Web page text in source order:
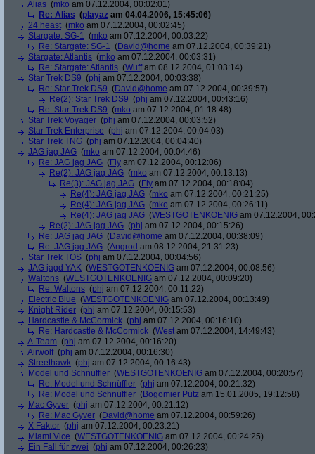
Alias (mko am 07.12.2004, 00:02:01)
Re: Alias (playaz am 04.04.2006, 15:45:06)
24 heast (mko am 07.12.2004, 00:02:45)
Stargate: SG-1 (mko am 07.12.2004, 00:03:22)
Re: Stargate: SG-1 (David@home am 07.12.2004, 00:39:21)
Stargate: Atlantis (mko am 07.12.2004, 00:03:31)
Re: Stargate: Atlantis (Wuffam 08.12.2004, 01:03:14)
Star Trek DS9 (phj am 07.12.2004, 00:03:38)
Re: Star Trek DS9 (David@home am 07.12.2004, 00:39:57)
Re(2): Star Trek DS9 (phj am 07.12.2004, 00:43:16)
Re: Star Trek DS9 (mko am 07.12.2004, 01:18:48)
Star Trek Voyager (phj am 07.12.2004, 00:03:52)
Star Trek Enterprise (phj am 07.12.2004, 00:04:03)
Star Trek TNG (phj am 07.12.2004, 00:04:40)
JAG jag JAG (mko am 07.12.2004, 00:04:46)
Re: JAG jag JAG (Fly am 07.12.2004, 00:12:06)
Re(2): JAG jag JAG (mko am 07.12.2004, 00:13:13)
Re(3): JAG jag JAG (Fly am 07.12.2004, 00:18:04)
Re(4): JAG jag JAG (mko am 07.12.2004, 00:21:25)
Re(4): JAG jag JAG (mko am 07.12.2004, 00:26:11)
Re(4): JAG jag JAG (WESTGOTENKOENIG am 07.12.2004,
Re(2): JAG jag JAG (phj am 07.12.2004, 00:15:26)
Re: JAG jag JAG (David@home am 07.12.2004, 00:38:09)
Re: JAG jag JAG (Angrod am 08.12.2004, 21:31:23)
Star Trek TOS (phj am 07.12.2004, 00:04:56)
JAG jagd YAK (WESTGOTENKOENIG am 07.12.2004, 00:08:56)
Waltons (WESTGOTENKOENIG am 07.12.2004, 00:09:20)
Re: Waltons (phj am 07.12.2004, 00:11:22)
Electric Blue (WESTGOTENKOENIG am 07.12.2004, 00:13:49)
Knight Rider (phj am 07.12.2004, 00:15:53)
Hardcastle & McCormick (phj am 07.12.2004, 00:16:10)
Re: Hardcastle & McCormick (West am 07.12.2004, 14:49:43)
A-Team (phj am 07.12.2004, 00:16:20)
Airwolf(phj am 07.12.2004, 00:16:30)
Streethawk (phj am 07.12.2004, 00:16:43)
Model und Schnüffler (WESTGOTENKOENIG am 07.12.2004, 00:20:57)
Re: Model und Schnüffler (phj am 07.12.2004, 00:21:32)
Re: Model und Schnüffler (Bogomier Pütz am 15.01.2005, 19:12:58)
Mac Gyver (phj am 07.12.2004, 00:21:12)
Re: Mac Gyver (David@home am 07.12.2004, 00:59:26)
X Faktor (phj am 07.12.2004, 00:23:21)
Miami Vice (WESTGOTENKOENIG am 07.12.2004, 00:24:25)
Ein Fall für zwei (phj am 07.12.2004, 00:26:23)